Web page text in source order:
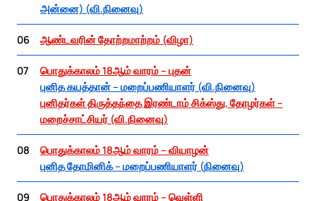
அன்னை) (வி.நினைவு)
06 ஆண்டவரின் தோற்றமாற்றம் (விழா)
07
பொதுக்காலம் 18ஆம் வாரம் – புதன்
புனித கயத்தான் – மறைப்பணியாளர் (வி.நினைவு)
புனிதர்கள் திருத்தந்தை இரண்டாம் சிக்ஸ்து, தோழர்கள் –
மறைச்சாட்சியர் (வி.நினைவு)
08
பொதுக்காலம் 18ஆம் வாரம் – வியாழன்
புனித தோமினிக் – மறைப்பணியாளர் (நினைவு)
09 பொதுக்காலம் 18ஆம் வாரம் – வெள்ளி